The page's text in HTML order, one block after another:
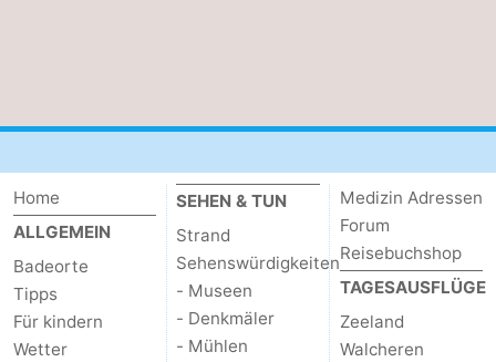
Home
ALLGEMEIN
Badeorte
Tipps
Für kindern
Wetter
SEHEN & TUN
Strand
Sehenswürdigkeiten
- Museen
- Denkmäler
- Mühlen
Medizin Adressen
Forum
Reisebuchshop
TAGESAUSFLÜGE
Zeeland
Walcheren